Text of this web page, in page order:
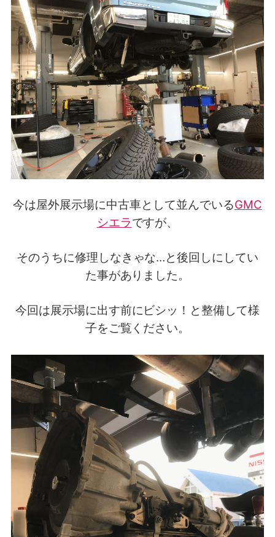
今は屋外展示場に中古車として並んでいるGMC
シエラですが、
そのうちに修理しなきゃな…と後回しにしてい
た事がありました。
今回は展示場に出す前にビシッ！と整備して様
子をご覧ください。